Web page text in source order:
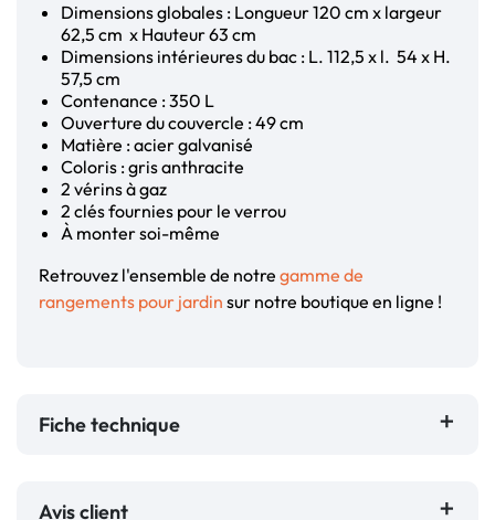
Dimensions globales : Longueur 120 cm x largeur
62,5 cm x Hauteur 63 cm
Dimensions intérieures du bac : L. 112,5 x l. 54 x H.
57,5 cm
Contenance : 350 L
Ouverture du couvercle : 49 cm
Matière : acier galvanisé
Coloris : gris anthracite
2 vérins à gaz
2 clés fournies pour le verrou
À monter soi-même
Retrouvez l'ensemble de notre gamme de
rangements pour jardin sur notre boutique en ligne !
Fiche technique
Avis client